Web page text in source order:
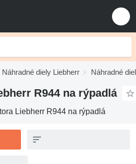
Náhradné diely Liebherr Náhradné
R944 na rýpadlá
Liebherr R944 na rýpadlá